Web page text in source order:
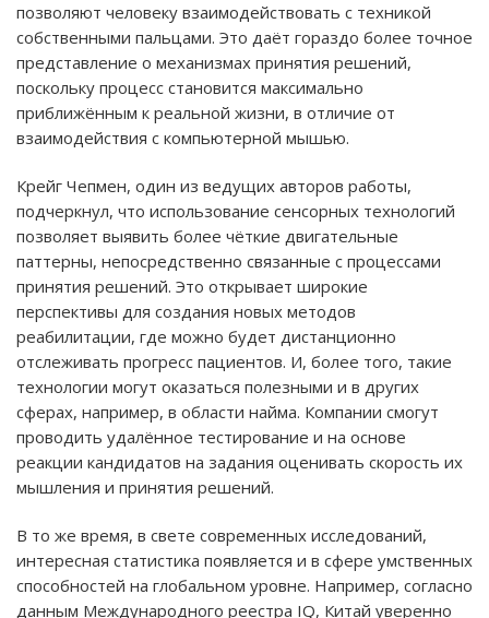
позволяют человеку взаимодействовать с техникой
собственными пальцами. Это даёт гораздо более точное
представление о механизмах принятия решений,
поскольку процесс становится максимально
приближённым к реальной жизни, в отличие от
взаимодействия с компьютерной мышью.
Крейг Чепмен, один из ведущих авторов работы,
подчеркнул, что использование сенсорных технологий
позволяет выявить более чёткие двигательные
паттерны, непосредственно связанные с процессами
принятия решений. Это открывает широкие
перспективы для создания новых методов
реабилитации, где можно будет дистанционно
отслеживать прогресс пациентов. И, более того, такие
технологии могут оказаться полезными и в других
сферах, например, в области найма. Компании смогут
проводить удалённое тестирование и на основе
реакции кандидатов на задания оценивать скорость их
мышления и принятия решений.
В то же время, в свете современных исследований,
интересная статистика появляется и в сфере умственных
способностей на глобальном уровне. Например, согласно
данным Международного реестра IQ, Китай уверенно